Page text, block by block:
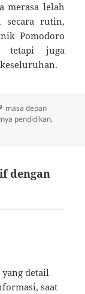
merasa lelah
secara rutin,
Pomodoro
tetapi juga
Tags
masa depan
pendidikan,
dengan
detail
saat